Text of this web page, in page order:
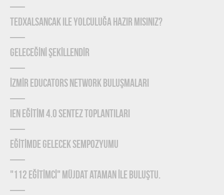
TEDxAlsancak ile Yolculuğa Hazır mısınız?
GELECEĞİNİ ŞEKİLLENDİR
İZMİR EDUCATORS NETWORK BULUŞMALARI
IEN EĞİTİM 4.0 SENTEZ TOPLANTILARI
EĞİTİMDE GELECEK SEMPOZYUMU
"112 EĞİTİMCİ" MÜJDAT ATAMAN İLE BULUŞTU.